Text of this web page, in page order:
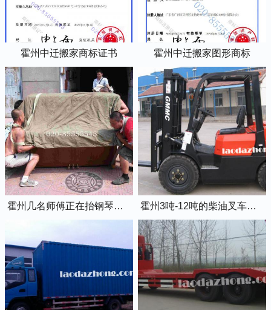
霍州中迁搬家商标证书 霍州中迁搬家图形商标
霍州几名师傅正在抬钢琴上楼 霍州3吨-12吨的柴油叉车出租